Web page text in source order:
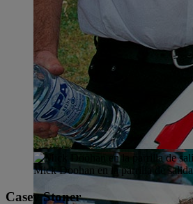
Mick Doohan en la parrilla de salida
Casey Stoner